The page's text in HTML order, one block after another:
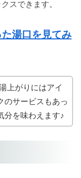
スできます。
湯口を見てみ
上がりにはアイ
のサービスもあっ
分を味わえます♪